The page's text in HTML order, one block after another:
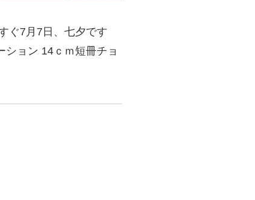
ぐ7月7日、七夕です
ョン 14ｃｍ短冊チョ